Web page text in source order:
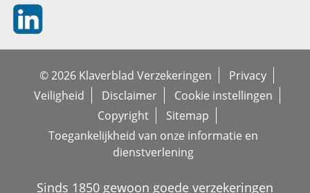
https://nl.linkedin.com/company/klaverblad-
© 2026 Klaverblad Verzekeringen
Privacy
Veiligheid
Disclaimer
Cookie instellingen
Copyright
Sitemap
Toegankelijkheid van onze informatie en
dienstverlening
Sinds 1850 gewoon goede verzekeringen